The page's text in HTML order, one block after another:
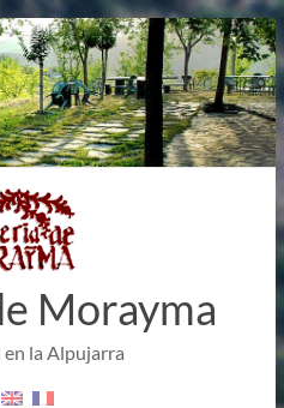
Morayma
la Alpujarra